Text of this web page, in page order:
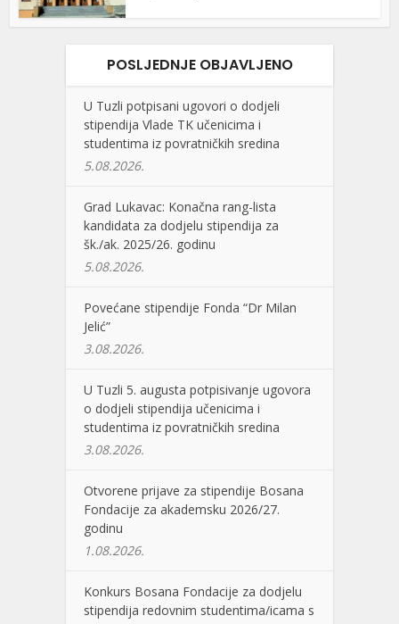
POSLJEDNJE OBJAVLJENO
U Tuzli potpisani ugovori o dodjeli
stipendija Vlade TK učenicima i
studentima iz povratničkih sredina
5.08.2026.
Grad Lukavac: Konačna rang-lista
kandidata za dodjelu stipendija za
šk./ak. 2025/26. godinu
5.08.2026.
Povećane stipendije Fonda “Dr Milan
Jelić”
3.08.2026.
U Tuzli 5. augusta potpisivanje ugovora
o dodjeli stipendija učenicima i
studentima iz povratničkih sredina
3.08.2026.
Otvorene prijave za stipendije Bosana
Fondacije za akademsku 2026/27.
godinu
1.08.2026.
Konkurs Bosana Fondacije za dodjelu
stipendija redovnim studentima/icama s